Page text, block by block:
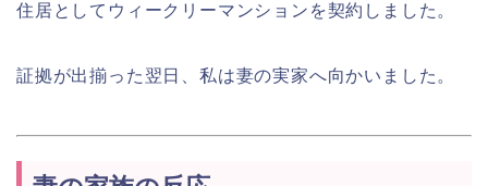
住居としてウィークリーマンションを契約しました。
証拠が出揃った翌日、私は妻の実家へ向かいました。